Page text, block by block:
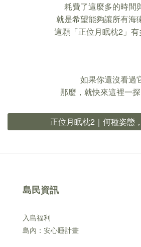
耗費了這麼多的時間
就是希望能夠讓所有海
這顆「正位月眠枕2」
如果你還沒看過
那麼，就快來這裡一
正位月眠枕2｜何種姿態
島民資訊
入島福利
島內：安心睡計畫